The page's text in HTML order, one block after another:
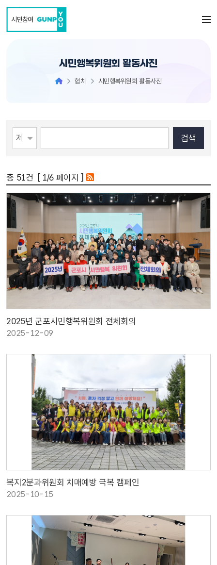
시민참여
시민행복위원회 활동사진
협치 시민행복위원회 활동사진
총 51건 [ 1/6 페이지 ]
2025년 군포시민행복위원회 전체회의
2025-12-09
복지2분과위원회 치매예방 극복 캠페인
2025-10-15